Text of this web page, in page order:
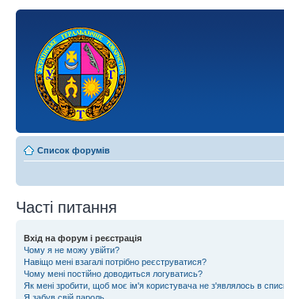
Список форумів
Часті питання
Вхід на форум і реєстрація
Чому я не можу увійти?
Навіщо мені взагалі потрібно реєструватися?
Чому мені постійно доводиться логуватись?
Як мені зробити, щоб моє ім'я користувача не з'являлось в